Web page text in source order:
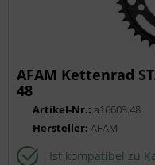
AFAM Kettenrad
48
Artikel-Nr.: a16603.48
Hersteller:AFAM
Ist kompatibel zu